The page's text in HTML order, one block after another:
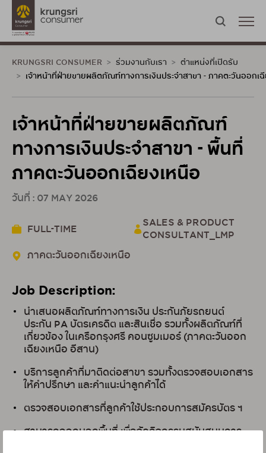
KRUNGSRI CONSUMER ร่วมงานกับเรา
ตำแหน่งที่เปิดรับ
เจ้าหน้าที่ฝ่ายขายผลิตภัณฑ์ทางการเงินประจำสาขา - ภาคตะวันออกเ
เจ้าหน้าที่ฝ่ายขายผลิตภัณฑ์
ทางการเงินประจำสาขา - พื้นที่
ภาคตะวันออกเฉียงเหนือ
วันที่ : 07 MAY 2026
FULL-TIME
SALES & PRODUCT
CONSULTANT_LMP
ภาคตะวันออกเฉียงเหนือ
Job Description:
นำเสนอผลิตภัณฑ์ทางการเงิน ประกันภัยรถยนต์
ประกัน PA บัตรเครดิต และสินเชื่อ รวมทั้งผลิตภัณฑ์ที่
เกี่ยวข้อง ในเครือกรุงศรี คอนซูมเมอร์ (ภาคตะวันออก
เฉียงเหนือ อีสาน)
บริการลูกค้าที่มาติดต่อสาขา รวมทั้งตรวจสอบเอกสาร
ให้คำปรึกษา และคำแนะนำลูกค้าได้
ตรวจสอบเอกสารที่ลูกค้าใช้ประกอบการสมัครบัตร ฯ
สามารถออกนอกพื้นที่ เพื่อจัดกิจกรรมสนับสนุนการ